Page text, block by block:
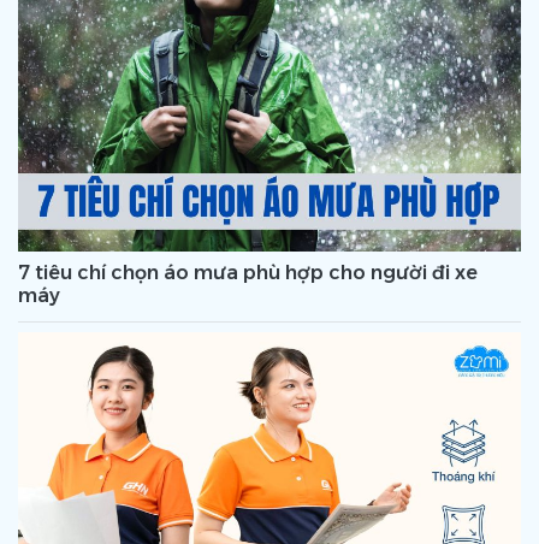
7 tiêu chí chọn áo mưa phù hợp cho người đi xe
máy